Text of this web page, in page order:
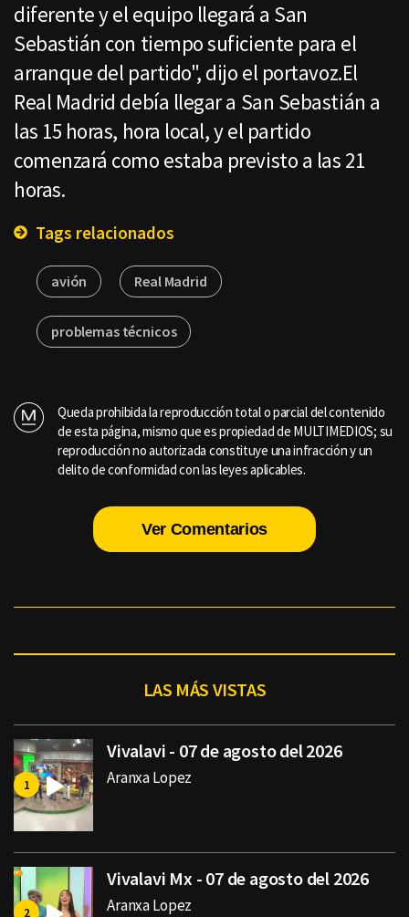
diferente y el equipo llegará a San
Sebastián con tiempo suficiente para el
arranque del partido", dijo el portavoz.El
Real Madrid debía llegar a San Sebastián a
las 15 horas, hora local, y el partido
comenzará como estaba previsto a las 21
horas.
Tags relacionados
avión Real Madrid
problemas técnicos
Queda prohibida la reproducción total o parcial del contenido
de esta página, mismo que es propiedad de MULTIMEDIOS; su
reproducción no autorizada constituye una infracción y un
delito de conformidad con las leyes aplicables.
Ver Comentarios
LAS MÁS VISTAS
Vivalavi - 07 de agosto del 2026
Aranxa Lopez
Vivalavi Mx - 07 de agosto del 2026
Aranxa Lopez